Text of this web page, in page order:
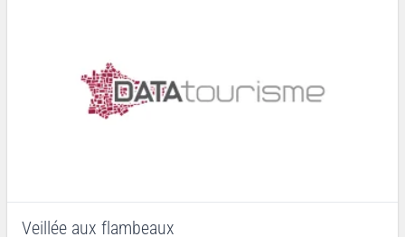
Veillée aux flambeaux